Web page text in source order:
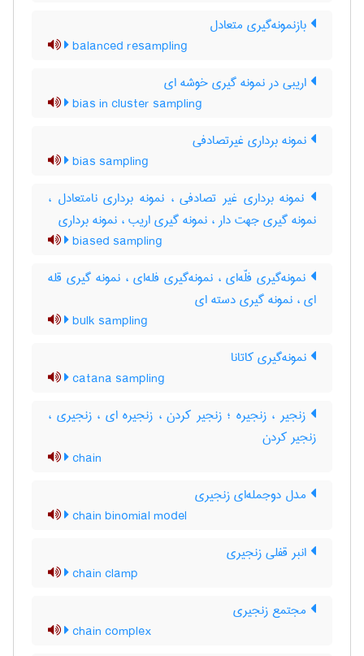
بازنمونه‌گیری متعادل
balanced resampling
اریبی در نمونه گیری خوشه ای
bias in cluster sampling
نمونه برداری غیرتصادفی
bias sampling
نمونه برداری غیر تصادفی ، نمونه برداری نامتعادل ،
نمونه گیری جهت دار ، نمونه گیری اریب ، نمونه برداری
biased sampling
نمونه‌گیری فلّه‌ای ، نمونه‌گیری فله‌ای ، نمونه گیری قله
ای ، نمونه گیری دسته ای
bulk sampling
نمونه‌گیری کاتانا
catana sampling
زنجیر ، زنجیره ؛ زنجیر کردن ، زنجیره ای ، زنجیری ،
زنجیر کردن
chain
مدل دوجمله‌ای زنجیری
chain binomial model
انبر قفلی زنجیری
chain clamp
مجتمع زنجیری
chain complex